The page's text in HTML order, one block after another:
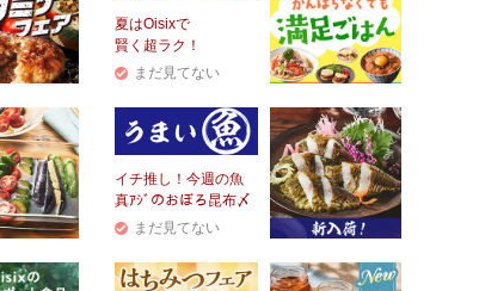
夏はOisixで
賢く超ラク！
まだ見てない
イチ推し！今週の魚
真ｱｼﾞのおぼろ昆布〆
まだ見てない